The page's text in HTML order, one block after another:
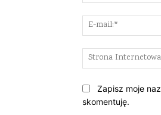
Zapisz moje
skomentuję.